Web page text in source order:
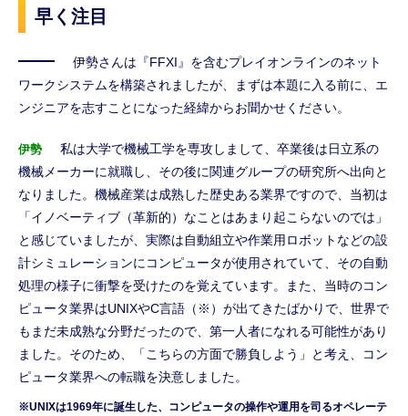
早く注目
伊勢さんは『FFXI』を含むプレイオンラインのネット
ワークシステムを構築されましたが、まずは本題に入る前に、エ
ンジニアを志すことになった経緯からお聞かせください。
伊勢
私は大学で機械工学を専攻しまして、卒業後は日立系の
機械メーカーに就職し、その後に関連グループの研究所へ出向と
なりました。機械産業は成熟した歴史ある業界ですので、当初は
「イノベーティブ（革新的）なことはあまり起こらないのでは」
と感じていましたが、実際は自動組立や作業用ロボットなどの設
計シミュレーションにコンピュータが使用されていて、その自動
処理の様子に衝撃を受けたのを覚えています。また、当時のコン
ピュータ業界はUNIXやC言語（※）が出てきたばかりで、世界で
もまだ未成熟な分野だったので、第一人者になれる可能性があり
ました。そのため、「こちらの方面で勝負しよう」と考え、コン
ピュータ業界への転職を決意しました。
※UNIXは1969年に誕生した、コンピュータの操作や運用を司るオペレーテ